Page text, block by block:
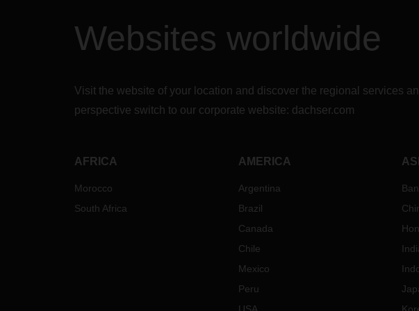
Websites worldwide
Visit the website of your location and discover the regional services
perspective switch to our corporate website: dachser.com
AFRICA
Morocco
South Africa
AMERICA
Argentina
Brazil
Canada
Chile
Mexico
Peru